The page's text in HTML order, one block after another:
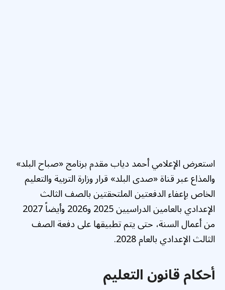
استعرض الإعلامي أحمد دياب مقدم برنامج «صباح البلد»
والمذاع عبر قناة «صدى البلد» قرار وزارة التربية والتعليم
الخاص بإعفاء الدفعتين الملتحقتين بالصف الثالث
الإعدادي بالعامين الدراسيين 2025 و2026 وأيضاً 2027
من أعمال السنة، حتى يتم تطبيقها على دفعة الصف
الثالث الإعدادي بالعام 2028.
أحكام قانون التعليم